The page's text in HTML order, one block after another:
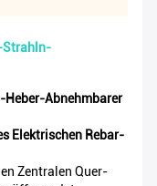
Strahln-
Abnehmbarer
Elektrischen Rebar-
Zentralen Quer-